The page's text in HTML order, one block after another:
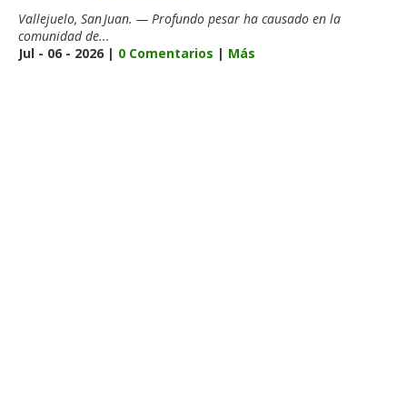
Vallejuelo, San Juan. — Profundo pesar ha causado en la
comunidad de...
Jul - 06 - 2026 | 0 Comentarios | Más